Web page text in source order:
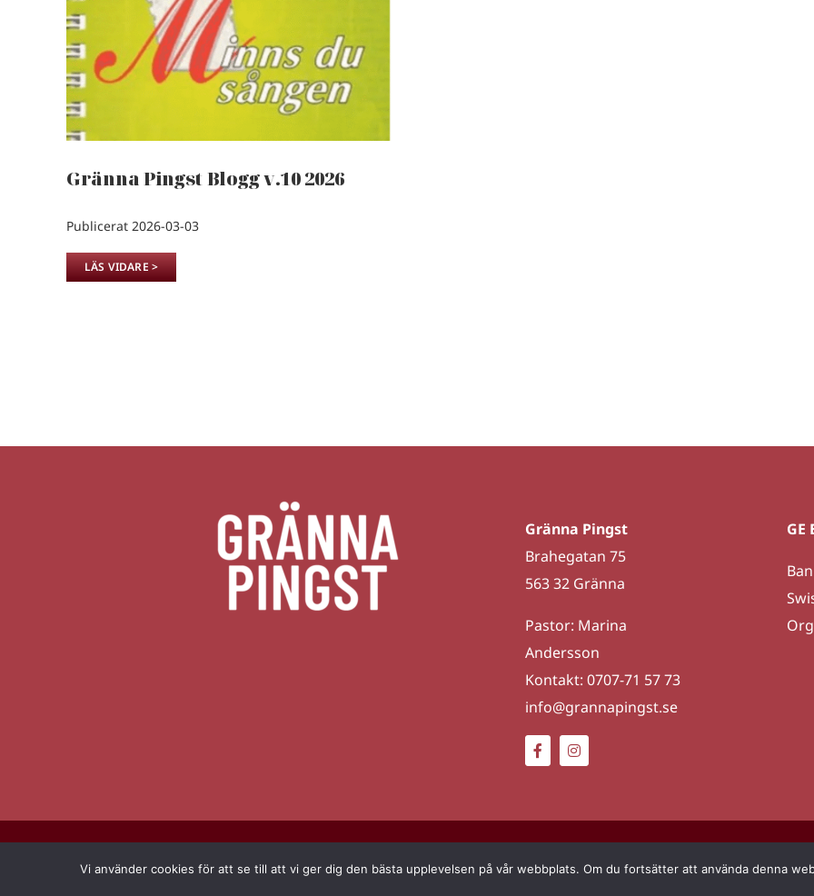
Gränna Pingst Blogg v.10 2026
Publicerat 2026-03-03
LÄS VIDARE >
Gränna Pingst
Brahegatan 75
563 32 Gränna
Pastor: Marina
Andersson
Kontakt: 0707-71 57 73
info@grannapingst.se
GE
Vi använder cookies för att se till att vi ger dig den bästa upplevelsen på vår webbplats. Om du fortsätter att använda denna